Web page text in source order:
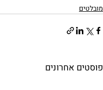
מובלטים
פוסטים אחרונים